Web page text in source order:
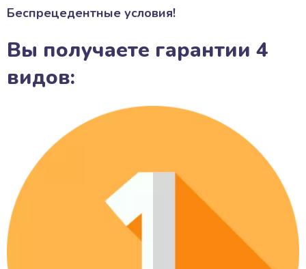
Беспрецедентные условия!
Вы получаете гарантии 4
видов: